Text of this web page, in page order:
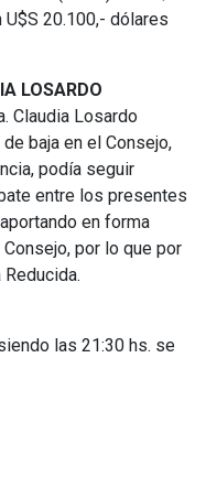
20.100,- dólares
LOSARDO
Claudia Losardo
baja en el Consejo,
podía seguir
entre los presentes
en forma
por lo que por
las 21:30 hs. se